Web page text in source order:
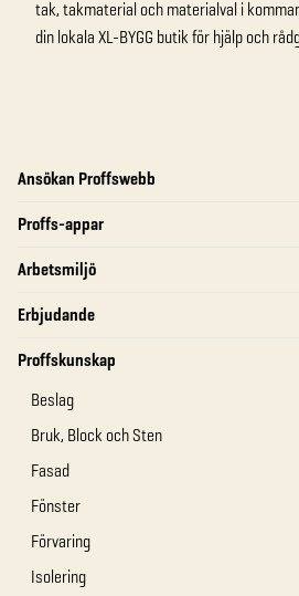
Ansökan Proffswebb
Proffs-appar
Arbetsmiljö
Erbjudande
Proffskunskap
Beslag
Bruk, Block och Sten
Fasad
Fönster
Förvaring
Isolering
tak, takmaterial och materialval i
din lokala XL-BYGG butik för hjälp och